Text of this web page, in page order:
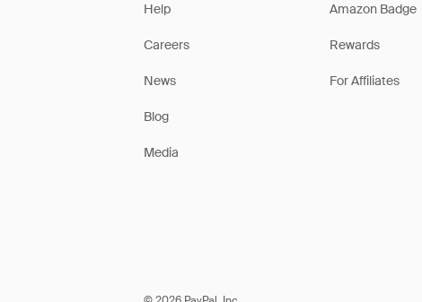
Help
Careers
News
Blog
Media
Amazon Badge
Rewards
For Affiliates